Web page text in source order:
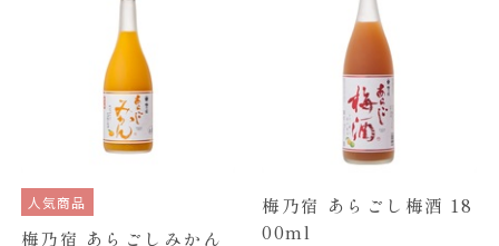
人気商品
梅乃宿 あらごしみかん
梅乃宿 あらごし梅酒 18
00ml